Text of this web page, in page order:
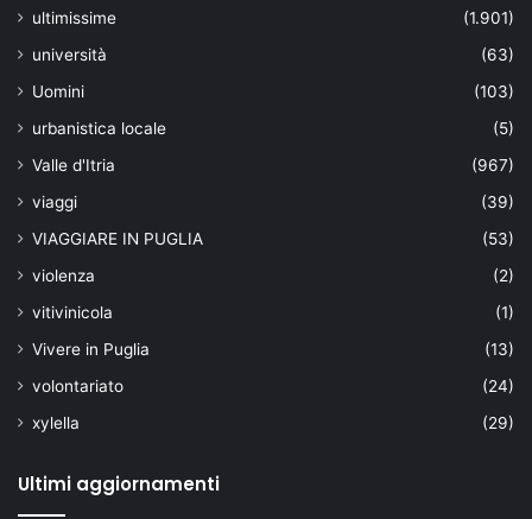
ultimissime
(1.901)
università
(63)
Uomini
(103)
urbanistica locale
(5)
Valle d'Itria
(967)
viaggi
(39)
VIAGGIARE IN PUGLIA
(53)
violenza
(2)
vitivinicola
(1)
Vivere in Puglia
(13)
volontariato
(24)
xylella
(29)
Ultimi aggiornamenti